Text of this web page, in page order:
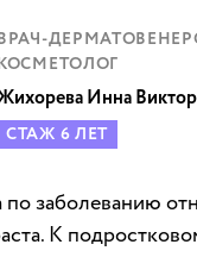
Инна
СТАЖ 6 ЛЕТ
по заболеванию
К